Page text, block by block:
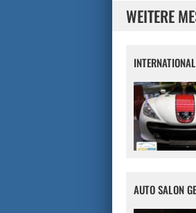
WEITERE
AUTO SALON